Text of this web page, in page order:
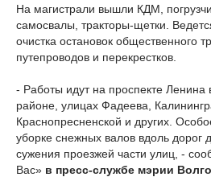
На магистрали вышли КДМ,
самосвалы, тракторы-щетки.
очистка остановок общественного
путепроводов и перекрестков.
- Работы идут на проспекте Ленина
районе, улицах Фадеева,
Краснопресненской и других.
уборке снежных валов вдоль дорог
сужения проезжей части улиц, -
Вас» в пресс-службе мэрии